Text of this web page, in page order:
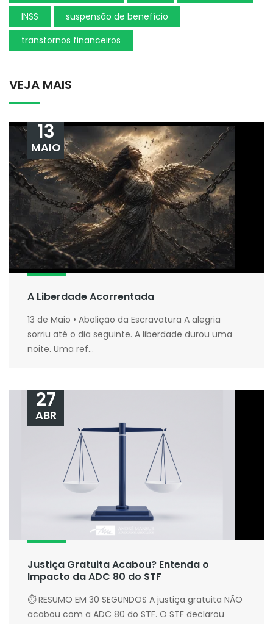
INSS
suspensão de benefício
transtornos financeiros
VEJA MAIS
A Liberdade Acorrentada
13
MAIO
13 de Maio • Abolição da Escravatura A alegria
sorriu até o dia seguinte. A liberdade durou uma
noite. Uma ref...
Justiça Gratuita Acabou? Entenda o
Impacto da ADC 80 do STF
27
ABR
⏱ RESUMO EM 30 SEGUNDOS A justiça gratuita NÃO
acabou com a ADC 80 do STF. O STF declarou